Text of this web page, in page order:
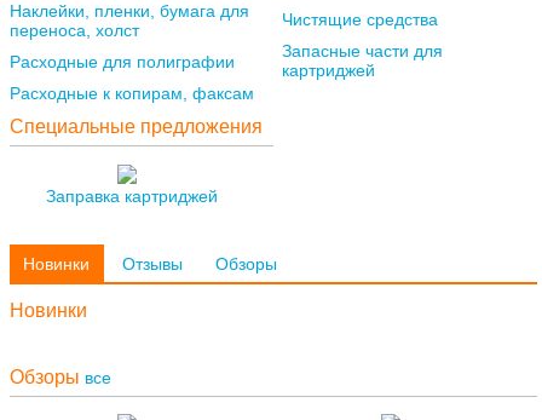
Наклейки, пленки, бумага для
переноса, холст
Расходные для полиграфии
Расходные к копирам, факсам
Чистящие средства
Запасные части для
картриджей
Специальные предложения
Заправка картриджей
Новинки Отзывы Обзоры
Новинки
Обзоры все